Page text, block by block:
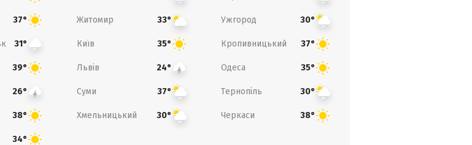
37° Житомир 33° Ужгород 30°
31° Київ 35° Кропивницький 37°
39° Львів 24° Одеса 35°
26° Суми 37° Тернопіль 30°
38° Хмельницький 30° Черкаси 38°
34°